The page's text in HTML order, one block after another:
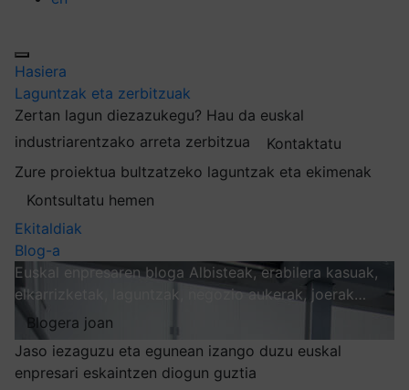
Hasiera
Laguntzak eta zerbitzuak
Zertan lagun diezazukegu? Hau da euskal
industriarentzako arreta zerbitzua
Kontaktatu
Zure proiektua bultzatzeko laguntzak eta ekimenak
Kontsultatu hemen
Ekitaldiak
Blog-a
Euskal enpresaren bloga Albisteak, erabilera kasuak,
elkarrizketak, laguntzak, negozio aukerak, joerak…
Blogera joan
Jaso iezaguzu eta egunean izango duzu euskal
enpresari eskaintzen diogun guztia